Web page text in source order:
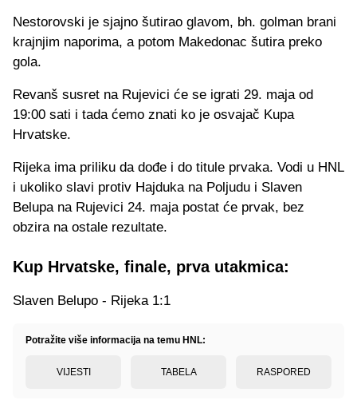
Nestorovski je sjajno šutirao glavom, bh. golman brani
krajnjim naporima, a potom Makedonac šutira preko
gola.
Revanš susret na Rujevici će se igrati 29. maja od
19:00 sati i tada ćemo znati ko je osvajač Kupa
Hrvatske.
Rijeka ima priliku da dođe i do titule prvaka. Vodi u HNL
i ukoliko slavi protiv Hajduka na Poljudu i Slaven
Belupa na Rujevici 24. maja postat će prvak, bez
obzira na ostale rezultate.
Kup Hrvatske, finale, prva utakmica:
Slaven Belupo - Rijeka 1:1
Potražite više informacija na temu HNL:
VIJESTI TABELA RASPORED